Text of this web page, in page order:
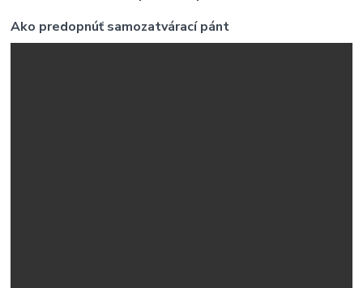
Ako predopnúť samozatvárací pánt